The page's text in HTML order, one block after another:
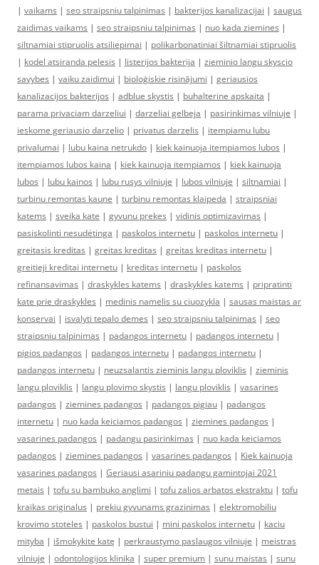
| vaikams | seo straipsniu talpinimas | bakterijos kanalizacijai | saugus
zaidimas vaikams | seo straipsniu talpinimas | nuo kada ziemines |
siltnamiai stipruolis atsiliepimai | polikarbonatiniai šiltnamiai stipruolis
| kodel atsiranda pelesis | listerijos bakterija | zieminio langu skyscio
savybes | vaiku zaidimui | bioloģiskie risinājumi | geriausios
kanalizacijos bakterijos | adblue skystis | buhalterine apskaita |
parama privaciam darzeliui | darzeliai gelbeja | pasirinkimas vilniuje |
ieskome geriausio darzelio | privatus darzelis | itempiamu lubu
privalumai | lubu kaina netrukdo | kiek kainuoja itempiamos lubos |
itempiamos lubos kaina | kiek kainuoja itempiamos | kiek kainuoja
lubos | lubu kainos | lubu rusys vilniuje | lubos vilniuje | siltnamiai |
turbinu remontas kaune | turbinu remontas klaipeda | straipsniai
katems | sveika kate | gyvunu prekes | vidinis optimizavimas |
pasiskolinti nesudėtinga | paskolos internetu | paskolos internetu |
greitasis kreditas | greitas kreditas | greitas kreditas internetu |
greitieji kreditai internetu | kreditas internetu | paskolos
refinansavimas | draskykles katems | draskykles katems | pripratinti
kate prie draskykles | medinis namelis su ciuozykla | sausas maistas ar
konservai | isvalyti tepalo demes | seo straipsniu talpinimas | seo
straipsniu talpinimas | padangos internetu | padangos internetu |
pigios padangos | padangos internetu | padangos internetu |
padangos internetu | neuzsalantis zieminis langu ploviklis | zieminis
langu ploviklis | langu plovimo skystis | langu ploviklis | vasarines
padangos | ziemines padangos | padangos pigiau | padangos
internetu | nuo kada keiciamos padangos | ziemines padangos |
vasarines padangos | padangu pasirinkimas | nuo kada keiciamos
padangos | ziemines padangos | vasarines padangos | Kiek kainuoja
vasarines padangos | Geriausi asariniu padangu gamintojai 2021
metais | tofu su bambuko anglimi | tofu zalios arbatos ekstraktu | tofu
kraikas originalus | prekiu gyvunams grazinimas | elektromobiliu
krovimo stoteles | paskolos bustui | mini paskolos internetu | kaciu
mityba | išmokykite katę | perkraustymo paslaugos vilniuje | meistras
vilniuje | odontologijos klinika | super premium | sunu maistas | sunu